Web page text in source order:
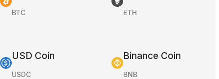
BTC ETH
USD Coin
USDC
Binance Coin
BNB